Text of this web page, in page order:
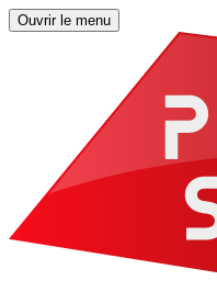
Ouvrir le menu